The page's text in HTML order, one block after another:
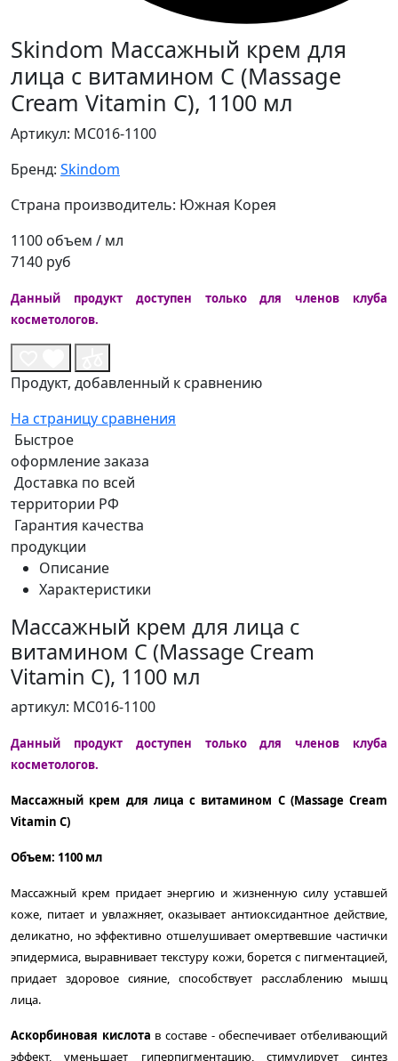
Skindom Массажный крем для
лица с витамином С (Massage
Cream Vitamin С), 1100 мл
Артикул: MC016-1100
Бренд: Skindom
Страна производитель: Южная Корея
1100 объем / мл
7140 руб
Данный продукт доступен только для членов клуба
косметологов.
Продукт, добавленный к сравнению
На страницу сравнения
Быстрое
оформление заказа
Доставка по всей
территории РФ
Гарантия качества
продукции
Описание
Характеристики
Массажный крем для лица с
витамином С (Massage Cream
Vitamin С), 1100 мл
артикул: MC016-1100
Данный продукт доступен только для членов клуба
косметологов.
Массажный крем для лица с витамином С (Massage Cream
Vitamin С)
Объем: 1100 мл
Массажный крем придает энергию и жизненную силу уставшей
коже, питает и увлажняет, оказывает антиоксидантное действие,
деликатно, но эффективно отшелушивает омертвевшие частички
эпидермиса, выравнивает текстуру кожи, борется с пигментацией,
придает здоровое сияние, способствует расслаблению мышц
лица.
Аскорбиновая кислота в составе - обеспечивает отбеливающий
эффект, уменьшает гиперпигментацию, стимулирует синтез